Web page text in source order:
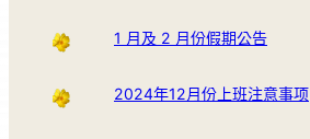
1 月及 2 月份假期公告
2024年12月份上班注意事项